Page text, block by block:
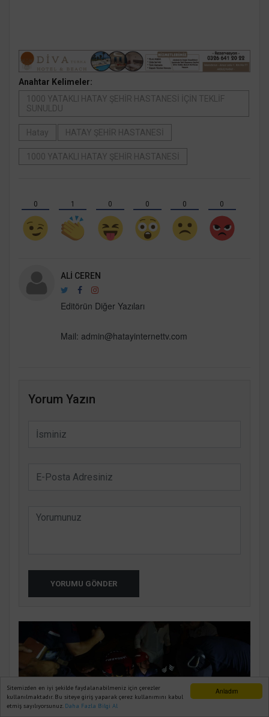
Anladım
Sitemizden en iyi şekilde faydalanabilmeniz için çerezler
kullanılmaktadır. Bu siteye giriş yaparak çerez kullanımını kabul
etmiş sayılıyorsunuz. Daha Fazla Bilgi Al
Anahtar Kelimeler:
1000 YATAKLI HATAY ŞEHİR HASTANESİ İÇİN TEKLİF
SUNULDU
Hatay HATAY ŞEHİR HASTANESİ
1000 YATAKLI HATAY ŞEHİR HASTANESİ
0 1 0 0 0 0
ALI CEREN
Editörün Diğer Yazıları
Mail: admin@hatayinternettv.com
Yorum Yazın
YORUMU GÖNDER
Ana Sayfa Web TV